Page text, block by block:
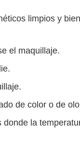
limpios y
el maquillaje.
de color o de
la